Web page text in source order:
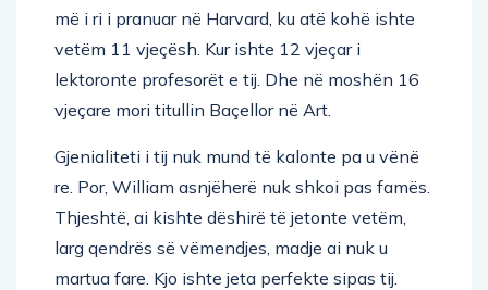
më i ri i pranuar në Harvard, ku atë kohë ishte
vetëm 11 vjeçësh. Kur ishte 12 vjeçar i
lektoronte profesorët e tij. Dhe në moshën 16
vjeçare mori titullin Baçellor në Art.
Gjenialiteti i tij nuk mund të kalonte pa u vënë
re. Por, William asnjëherë nuk shkoi pas famës.
Thjeshtë, ai kishte dëshirë të jetonte vetëm,
larg qendrës së vëmendjes, madje ai nuk u
martua fare. Kjo ishte jeta perfekte sipas tij.